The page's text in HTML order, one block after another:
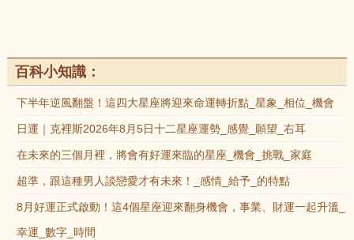
百科小知識：
下半年逆風翻盤！這四大星座將迎來命運轉折點_星象_相位_機會
日運｜克裡斯2026年8月5日十二星座運勢_感覺_願望_右耳
在未來的三個月裡，將會有好運來臨的星座_機會_挑戰_家庭
超準，跟這種男人談戀愛才有未來！_感情_給予_的特點
8月好運正式啟動！這4個星座迎來翻身機會，事業、財運一起升溫_
幸運_數字_時間